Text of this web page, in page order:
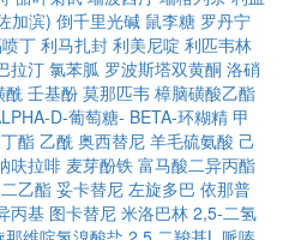
加滨) 倒千里光碱 鼠李糖 罗丹宁
丁 利马扎封 利美尼啶 利匹韦林
拉汀 氯苯胍 罗波斯塔双黄酮 洛硝
酰壬基酚 莫那匹韦 樟脑磺酸乙酯
D-葡萄糖- BETA-环糊精 甲
酯 乙酰 奥西替尼 羊毛硫氨酸 己
呋拉啡 麦芽酚铁 富马酸二异丙酯
乙酯妥卡替尼 左旋多巴 依那普
丙基 图卡替尼 米洛巴林 2,5-二氢